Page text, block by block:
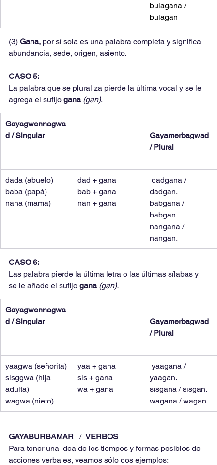
bulagana /
bulagan
(3) Gana, por sí sola es una palabra completa y significa
abundancia, sede, origen, asiento.
CASO 5:
La palabra que se pluraliza pierde la última vocal y se le
agrega el sufijo gana (gan).
Gayagwennagwa
d / Singular
Gayamerbagwad
/ Plural
dada (abuelo)
baba (papá)
nana (mamá)
dad + gana
bab + gana
nan + gana
dadgana /
dadgan.
babgana /
babgan.
nangana /
nangan.
CASO 6:
Las palabra pierde la última letra o las últimas sílabas y
se le añade el sufijo gana (gan).
Gayagwennagwa
d / Singular
Gayamerbagwad
/ Plural
yaagwa (señorita)
sisggwa (hija
adulta)
wagwa (nieto)
yaa + gana
sis + gana
wa + gana
yaagana /
yaagan.
sisgana / sisgan.
wagana / wagan.
GAYABURBAMAR / VERBOS
Para tener una idea de los tiempos y formas posibles de
acciones verbales, veamos sólo dos ejemplos: